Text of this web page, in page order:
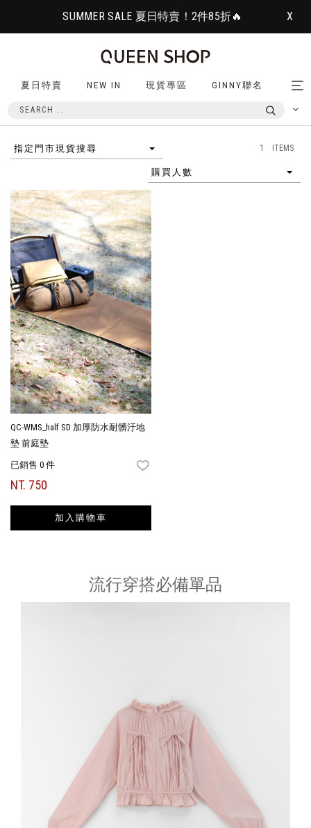
SUMMER SALE 夏日特賣！2件85折🔥 X
夏日特賣 NEW IN 現貨專區 GINNY聯名
指定門市現貨搜尋 1 ITEMS
購買人數
QC-WMS_half SD 加厚防水耐髒汙地
墊 前庭墊
已銷售 0 件
NT. 750
加入購物車
流行穿搭必備單品